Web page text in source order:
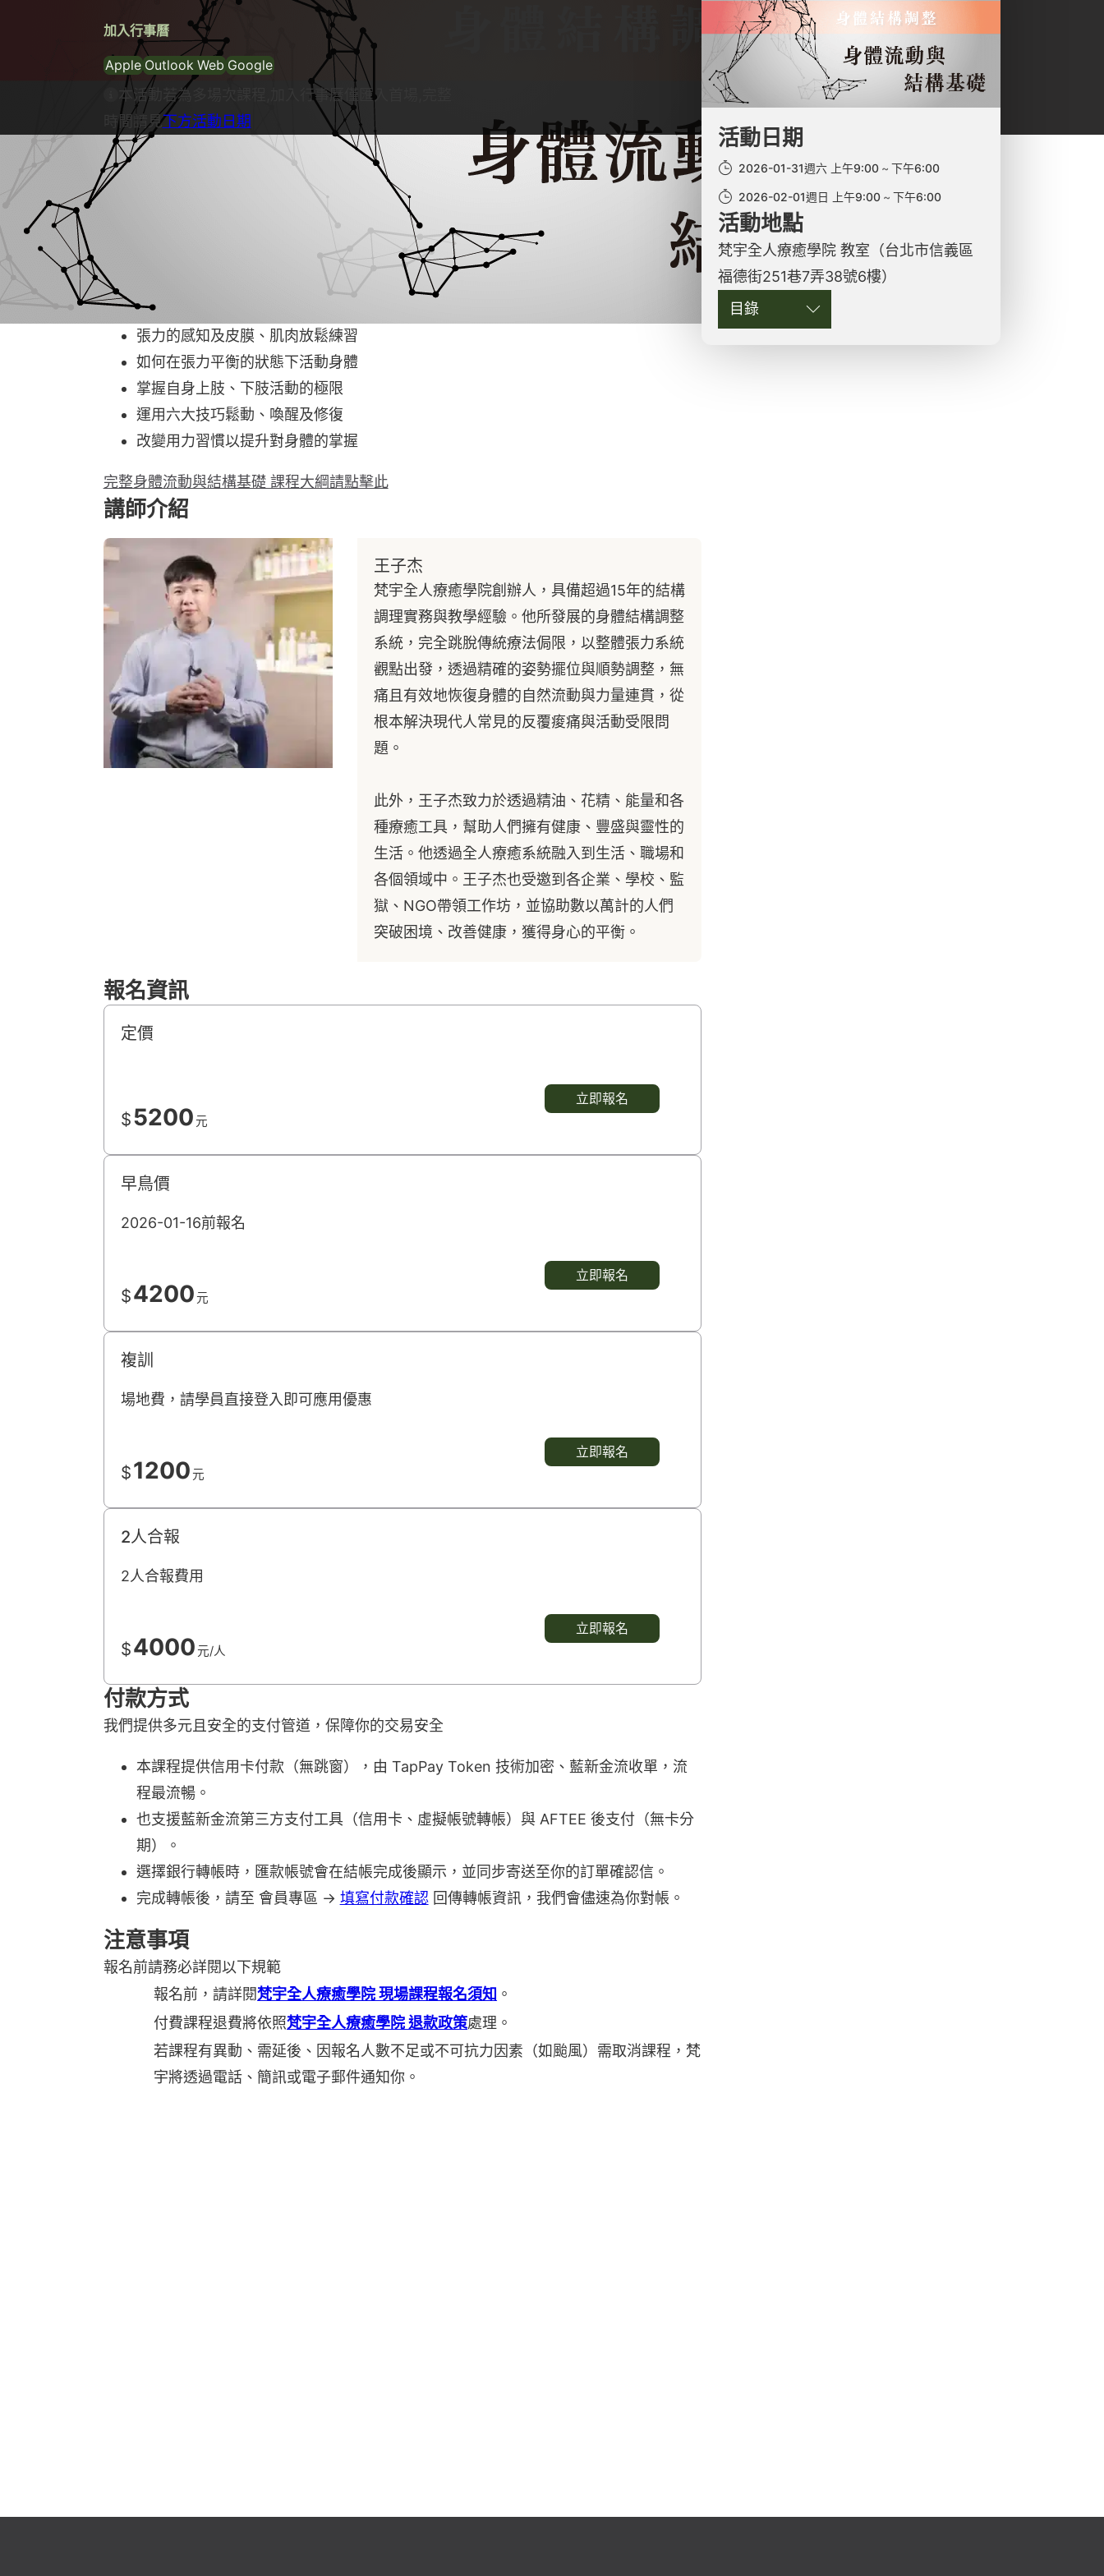
加入行事曆
Apple Outlook Web Google
本活動若為多場次課程,加入行事曆僅匯入首場,完整
時間請見下方活動日期
課程介紹
身體流動與結構基礎，這堂課主要在透過簡單的動作來認識自身的軸線和力量流動，並在這
流動中學習以最輕鬆、不費力的方式完成動作。學習如何找到自身的極限範圍，提升對身體
的掌控力，並體驗身體的「鬆勁自然」。本課程是身體結構調整的基礎，在開發對身體的感
知力，了解筋膜和身體的結構，學習自我放鬆的技巧與提升運動的表現力。
從日常動作中認識筋膜特性與動態連線
張力的感知及皮膜、肌肉放鬆練習
如何在張力平衡的狀態下活動身體
掌握自身上肢、下肢活動的極限
運用六大技巧鬆動、喚醒及修復
改變用力習慣以提升對身體的掌握
完整身體流動與結構基礎 課程大綱請點擊此
講師介紹
王子杰
梵宇全人療癒學院創辦人，具備超過15年的結構
調理實務與教學經驗。他所發展的身體結構調整
系統，完全跳脫傳統療法侷限，以整體張力系統
觀點出發，透過精確的姿勢擺位與順勢調整，無
痛且有效地恢復身體的自然流動與力量連貫，從
根本解決現代人常見的反覆痠痛與活動受限問
題。
此外，王子杰致力於透過精油、花精、能量和各
種療癒工具，幫助人們擁有健康、豐盛與靈性的
生活。他透過全人療癒系統融入到生活、職場和
各個領域中。王子杰也受邀到各企業、學校、監
獄、NGO帶領工作坊，並協助數以萬計的人們
突破困境、改善健康，獲得身心的平衡。
報名資訊
定價
$5200元
立即報名
早鳥價
2026-01-16前報名
$4200元
立即報名
複訓
場地費，請學員直接登入即可應用優惠
$1200元
立即報名
2人合報
2人合報費用
$4000元/人
立即報名
付款方式
我們提供多元且安全的支付管道，保障你的交易安全
本課程提供信用卡付款（無跳窗），由 TapPay Token 技術加密、藍新金流收單，流
程最流暢。
也支援藍新金流第三方支付工具（信用卡、虛擬帳號轉帳）與 AFTEE 後支付（無卡分
期）。
選擇銀行轉帳時，匯款帳號會在結帳完成後顯示，並同步寄送至你的訂單確認信。
完成轉帳後，請至 會員專區 → 填寫付款確認回傳轉帳資訊，我們會儘速為你對帳。
注意事項
報名前請務必詳閱以下規範
報名前，請詳閱梵宇全人療癒學院 現場課程報名須知 。
付費課程退費將依照梵宇全人療癒學院 退款政策處理。
若課程有異動、需延後、因報名人數不足或不可抗力因素（如颱風）需取消課程，梵
宇將透過電話、簡訊或電子郵件通知你。
活動日期
2026-01-31週六 上午9:00 下午6:00
2026-02-01週日 上午9:00 下午6:00
活動地點
梵宇全人療癒學院 教室（台北市信義區
福德街251巷7弄38號6樓）
目錄